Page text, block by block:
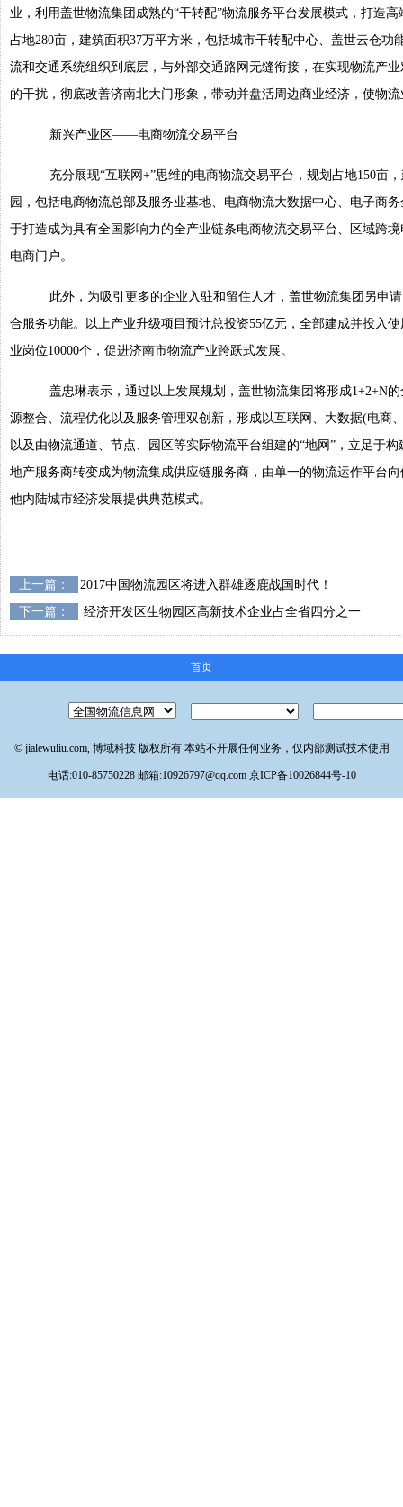
业，利用盖世物流集团成熟的“干转配”物流服务平台发展模式，打造
占地280亩，建筑面积37万平方米，包括城市干转配中心、盖世云仓
流和交通系统组织到底层，与外部交通路网无缝衔接，在实现物流产
的干扰，彻底改善济南北大门形象，带动并盘活周边商业经济，使物
新兴产业区——电商物流交易平台
充分展现“互联网+”思维的电商物流交易平台，规划占地150亩
园，包括电商物流总部及服务业基地、电商物流大数据中心、电子商
于打造成为具有全国影响力的全产业链条电商物流交易平台、区域跨
电商门户。
此外，为吸引更多的企业入驻和留住人才，盖世物流集团另申
合服务功能。以上产业升级项目预计总投资55亿元，全部建成并投入
业岗位10000个，促进济南市物流产业跨跃式发展。
盖忠琳表示，通过以上发展规划，盖世物流集团将形成1+2+N
源整合、流程优化以及服务管理双创新，形成以互联网、大数据(电商
以及由物流通道、节点、园区等实际物流平台组建的“地网”，立足于
地产服务商转变成为物流集成供应链服务商，由单一的物流运作平台
他内陆城市经济发展提供典范模式。
上一篇：
2017中国物流园区将进入群雄逐鹿战国时代！
下一篇：
经济开发区生物园区高新技术企业占全省四分之一
首页
© jialewuliu.com, 博域科技 版权所有 本站不开展任何业务，仅内部测试技术使用
电话:010-85750228 邮箱:10926797@qq.com 京ICP备10026844号-10